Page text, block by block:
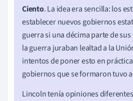
Ciento. La idea era sencilla: los
establecer nuevos gobiernos
guerra si una décima parte de
la guerra juraban lealtad a la
intentos de poner esto en
gobiernos que se formaron tuvo
Lincoln tenía opiniones